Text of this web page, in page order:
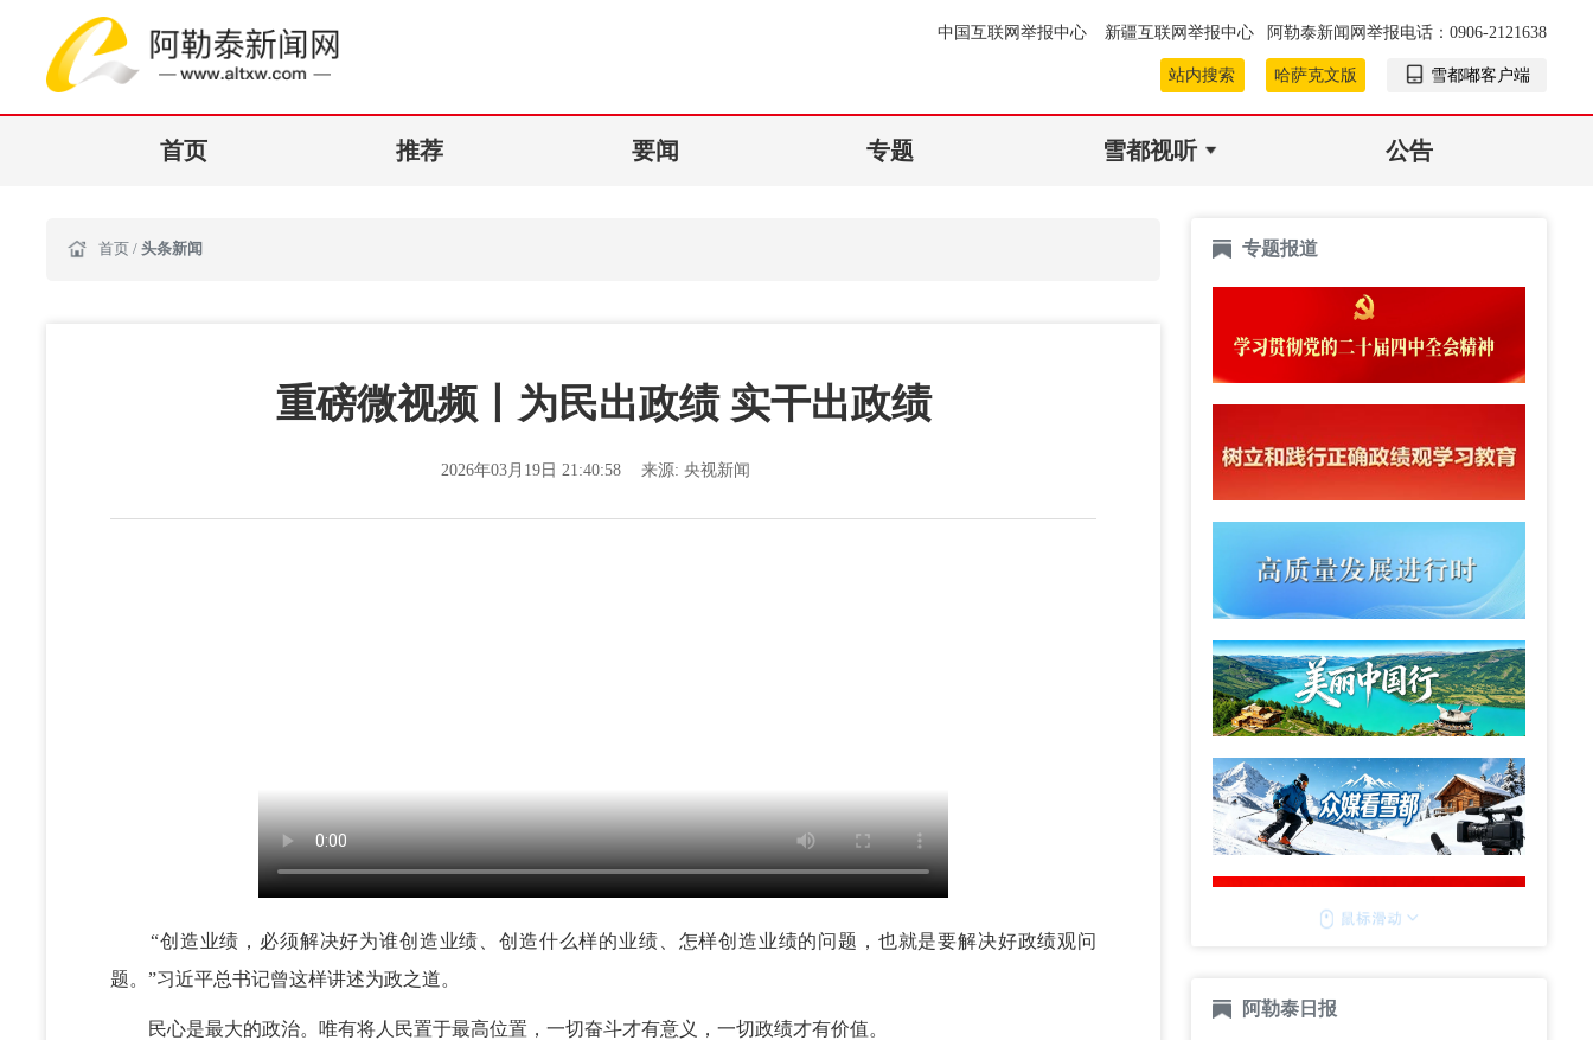
中国互联网举报中心 新疆互联网举报中心 阿勒泰新闻网举报电话：0906-2121638
站内搜索 哈萨克文版 雪都嘟客户端
首页 推荐 要闻 专题 雪都视听 公告
首页 / 头条新闻
重磅微视频丨为民出政绩 实干出政绩
2026年03月19日 21:40:58 来源:央视新闻
“创造业绩，必须解决好为谁创造业绩、创造什么样的业绩、怎样创造业绩的问题，也就是要解决好政绩观问
题。”习近平总书记曾这样讲述为政之道。
民心是最大的政治。唯有将人民置于最高位置，一切奋斗才有意义，一切政绩才有价值。
专题报道
阿勒泰日报